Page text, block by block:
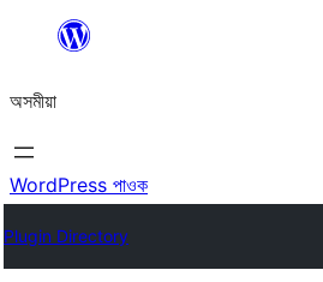
বিষয়বস্তুলৈ
যাওক
অসমীয়া
WordPress পাওক
Plugin Directory